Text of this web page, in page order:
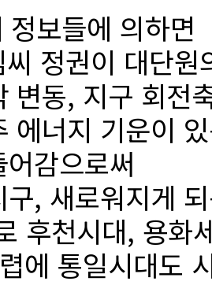
보들에 의하면
정권이 대단
변동, 지구 회전
에너지 기운이
감으로써
구, 새로워지게
후천시대, 용화
에 통일시대도